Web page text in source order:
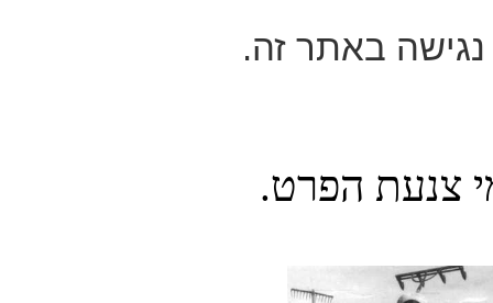
נגישה באתר זה.
צנעת הפרט.